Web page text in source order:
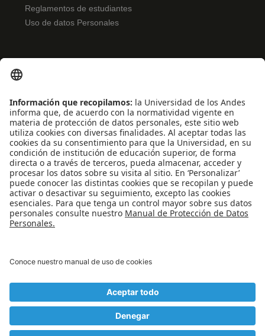
Reglamentos de estudiantes
Uso de datos Personales
Noticias
Eventos
Profesores
Iniciativas estudiantiles
Escuela Internacional de Verano
Apoyo financiero
Software y tecnología
Reconocimiento como Universidad: Decreto 1297 del 30 de mayo de 1964.
Reconocimiento personería jurídica: Resolución 28 del 23 de febrero de 1949